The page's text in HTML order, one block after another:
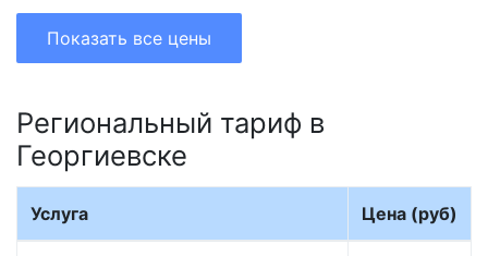
Показать все цены
Региональный тариф в
Георгиевске
Услуга Цена (руб)